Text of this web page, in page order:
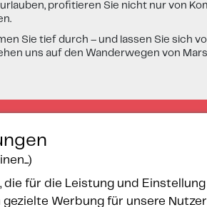
profitieren Sie nicht nur von
Sie tief durch – und lassen Sie
uns auf den Wanderwegen von
die für die Leistung und
Werbung für unsere